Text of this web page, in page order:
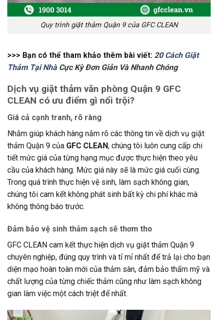
Quy trình giặt thảm Quận 9 của GFC CLEAN
>>> Bạn có thể tham khảo thêm bài viết: 20Cách Giặt
Thảm Tại Nhà Cực Kỳ Đơn Giản Và Nhanh Chóng
Dịch vụ giặt thảm văn phòng Quận 9 GFC
CLEAN có ưu điểm gì nổi trội?
Giá cả cạnh tranh, rõ ràng
Nhằm giúp khách hàng nắm rõ các thông tin về dịch vụ giặt
thảm Quận 9 của GFC CLEAN, chúng tôi luôn cung cấp chi
tiết mức giá của từng hạng mục được thực hiện theo yêu
cầu của khách hàng. Mức giá này sẽ là mức giá cuối cùng.
Trong quá trình thực hiện vệ sinh, làm sạch không gian,
chúng tôi cam kết không phát sinh bất kỳ chi phí khác mà
không thông báo trước.
Đảm bảo vệ sinh thảm sạch sẽ thơm tho
GFC CLEAN cam kết thực hiện dịch vụ giặt thảm Quận 9
chuyên nghiệp, đúng quy trình và tỉ mỉ nhất để trả lại cho bạn
diện mạo hoàn toàn mới của thảm sàn, đảm bảo thẩm mỹ và
chất lượng của từng chiếc thảm cũng như làm sạch không
gian làm việc một cách triệt để nhất.